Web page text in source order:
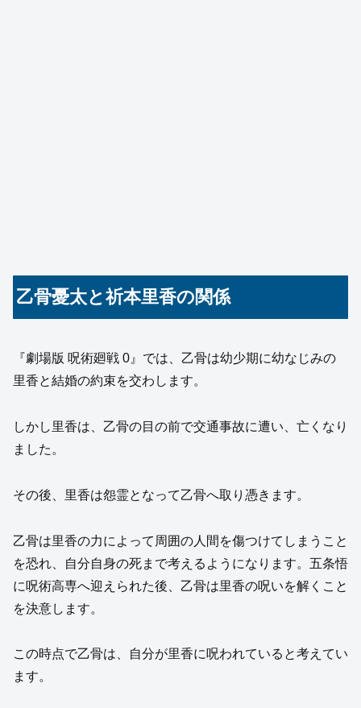
乙骨憂太と祈本里香の関係
『劇場版 呪術廻戦 0』では、乙骨は幼少期に幼なじみの
里香と結婚の約束を交わします。
しかし里香は、乙骨の目の前で交通事故に遭い、亡くなり
ました。
その後、里香は怨霊となって乙骨へ取り憑きます。
乙骨は里香の力によって周囲の人間を傷つけてしまうこと
を恐れ、自分自身の死まで考えるようになります。五条悟
に呪術高専へ迎えられた後、乙骨は里香の呪いを解くこと
を決意します。
この時点で乙骨は、自分が里香に呪われていると考えてい
ます。